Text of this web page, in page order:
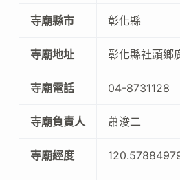
寺廟縣市 彰化縣
寺廟地址 彰化縣社頭鄉
寺廟電話 04-8731128
寺廟負責人 蕭浚二
寺廟經度